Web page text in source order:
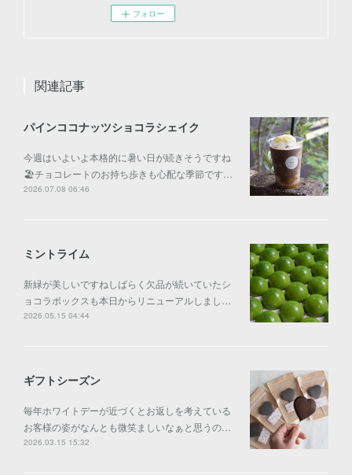
フォロー
関連記事
パインココナッツショコラシェイク
今週はいよいよ本格的に暑い日が続きそうですね
🏖️チョコレートのお持ち歩きも心配な季節です…
2026.07.08 06:46
ミントライム
新緑が美しいですねしばらく欠品が続いていたシ
ョコラボックスも本日からリニューアルしまし…
2026.05.15 04:44
ギフトシーズン
毎年ホワイトデーが近づくとお返しを考えている
お客様の姿がなんとも微笑ましいなぁと思うの…
2026.03.15 15:32